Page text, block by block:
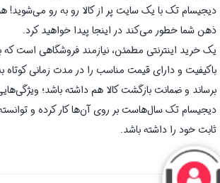
دیجیسام تک با یک سایت پر از کالا رو به رو می‌شوید!
ذهن شما خطور می‌کند در اینجا پیدا خواهید کرد.
یک خرید اینترنتی مطمئن، نیازمند فروشگاهی است که
باکیفیت و دارای قیمت مناسب را در مدت زمانی
برساند و ضمانت بازگشت کالا هم داشته باشد؛
دیجیسام تک سال‌هاست بر روی آن‌ها کار کرده و
ثابت خود را داشته باشد.